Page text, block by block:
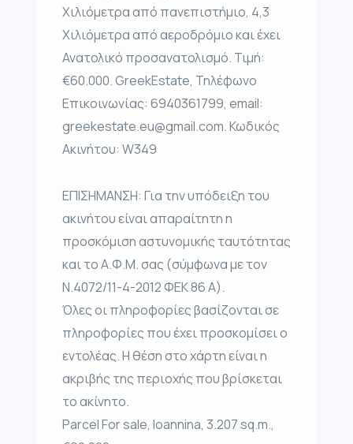
Χιλιόμετρα από πανεπιστήμιο, 4,3
Χιλιόμετρα από αεροδρόμιο και έχει
Ανατολικό προσανατολισμό. Τιμή:
€60.000. GreekEstate, Τηλέφωνο
Επικοινωνίας: 6940361799, email:
greekestate.eu@gmail.com. Κωδικός
Ακινήτου: W349
ΕΠΙΣΗΜΑΝΣΗ: Για την υπόδειξη του
ακινήτου είναι απαραίτητη η
προσκόμιση αστυνομικής ταυτότητας
και το Α.Φ.Μ. σας (σύμφωνα με τον
Ν.4072/11-4-2012 ΦΕΚ 86 Α).
Όλες οι πληροφορίες βασίζονται σε
πληροφορίες που έχει προσκομίσει ο
εντολέας. Η θέση στο χάρτη είναι η
ακριβής της περιοχής που βρίσκεται
το ακίνητο.
Parcel For sale, Ioannina, 3.207 sq.m.,